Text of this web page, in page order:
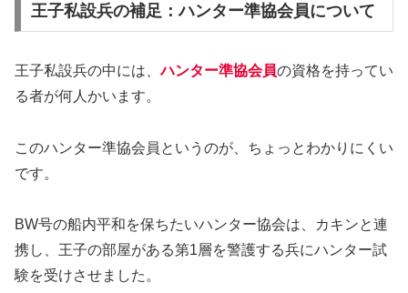
王子私設兵の補足：ハンター準協会員について
王子私設兵の中には、ハンター準協会員の資格を持ってい
る者が何人かいます。
このハンター準協会員というのが、ちょっとわかりにくい
です。
BW号の船内平和を保ちたいハンター協会は、カキンと連
携し、王子の部屋がある第1層を警護する兵にハンター試
験を受けさせました。